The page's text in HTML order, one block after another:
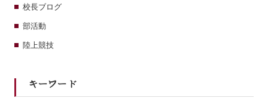
校長ブログ
部活動
陸上競技
キーワード